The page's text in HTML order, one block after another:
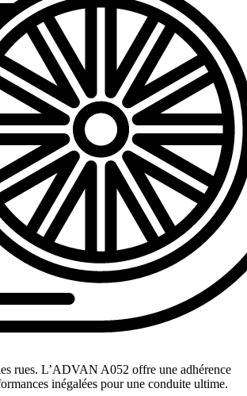
rues. L’ADVAN A052 offre une adhérence
inégalées pour une conduite ultime.